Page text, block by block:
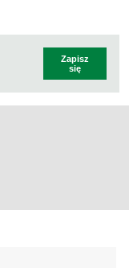
Zapisz
się